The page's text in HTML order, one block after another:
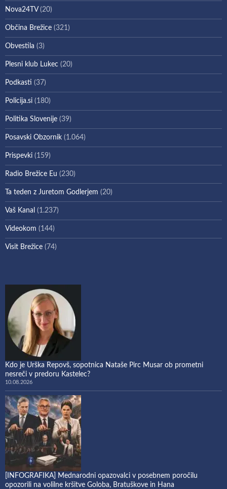
Nova24TV(20)
Občina Brežice (321)
Obvestila (3)
Plesni klub Lukec (20)
Podkasti (37)
Policija.si (180)
Politika Slovenije (39)
Posavski Obzornik (1.064)
Prispevki (159)
Radio Brežice Eu (230)
Ta teden z Juretom Godlerjem (20)
Vaš Kanal (1.237)
Videokom (144)
Visit Brežice (74)
Kdo je Urška Repovš, sopotnica Nataše Pirc Musar ob prometni
nesreči v predoru Kastelec?
10.08.2026
[INFOGRAFIKA] Mednarodni opazovalci v posebnem poročilu
opozorili na volilne kršitve Goloba, Bratuškove in Hana